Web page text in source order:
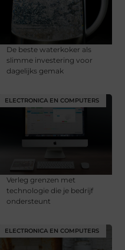
De beste waterkoker als
slimme investering voor
dagelijks gemak
ELECTRONICA EN COMPUTERS
Verleg grenzen met
technologie die je bedrijf
ondersteunt
ELECTRONICA EN COMPUTERS